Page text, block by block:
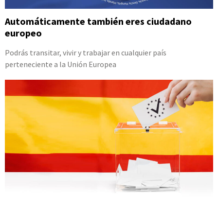
Automáticamente también eres ciudadano
europeo
Podrás transitar, vivir y trabajar en cualquier país
perteneciente a la Unión Europea